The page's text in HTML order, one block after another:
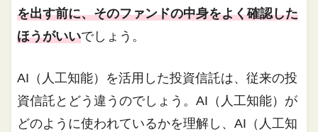
を出す前に、そのファンドの中身をよく確認した
ほうがいいでしょう。
AI（人工知能）を活用した投資信託は、従来の投
資信託とどう違うのでしょう。AI（人工知能）が
どのように使われているかを理解し、AI（人工知